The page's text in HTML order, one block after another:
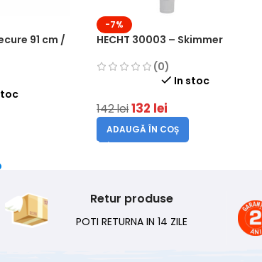
91 cm /
-7%
HECHT 30003 – Skimmer
(0)
In stoc
142lei132 lei
ADAUGĂ ÎN COȘ
Retur produse
POTI RETURNA IN 14 ZILE